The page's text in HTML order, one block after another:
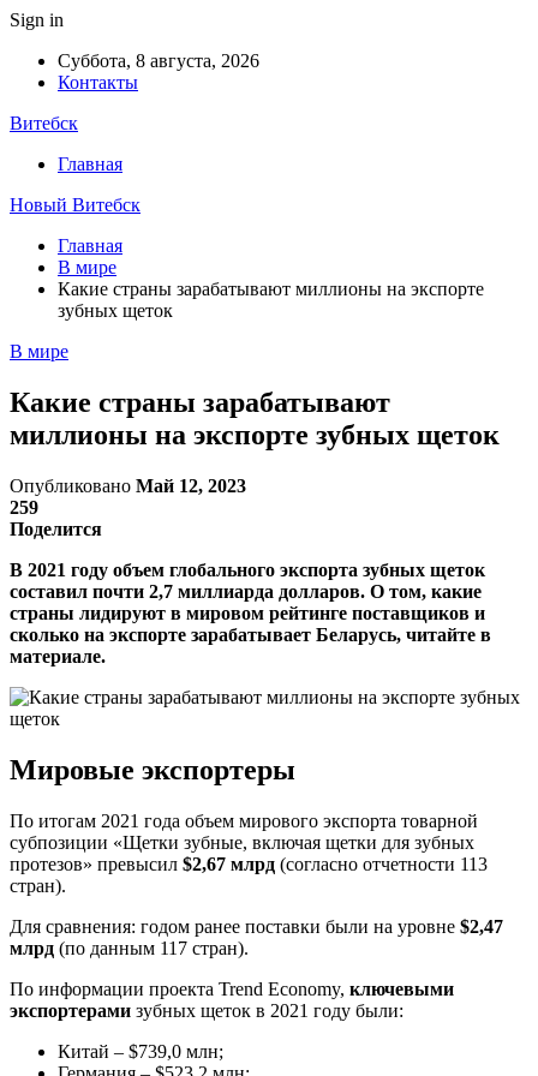
Sign in
Суббота, 8 августа, 2026
Контакты
Витебск
Главная
Новый Витебск
Главная
В мире
Какие страны зарабатывают миллионы на экспорте
зубных щеток
В мире
Какие страны зарабатывают
миллионы на экспорте зубных щеток
Опубликовано Май 12, 2023
259
Поделится
В 2021 году объем глобального экспорта зубных щеток
составил почти 2,7 миллиарда долларов. О том, какие
страны лидируют в мировом рейтинге поставщиков и
сколько на экспорте зарабатывает Беларусь, читайте в
материале.
Мировые экспортеры
По итогам 2021 года объем мирового экспорта товарной
субпозиции «Щетки зубные, включая щетки для зубных
протезов» превысил $2,67 млрд (согласно отчетности 113
стран).
Для сравнения: годом ранее поставки были на уровне $2,47
млрд (по данным 117 стран).
По информации проекта Trend Economy, ключевыми
экспортерами зубных щеток в 2021 году были:
Китай – $739,0 млн;